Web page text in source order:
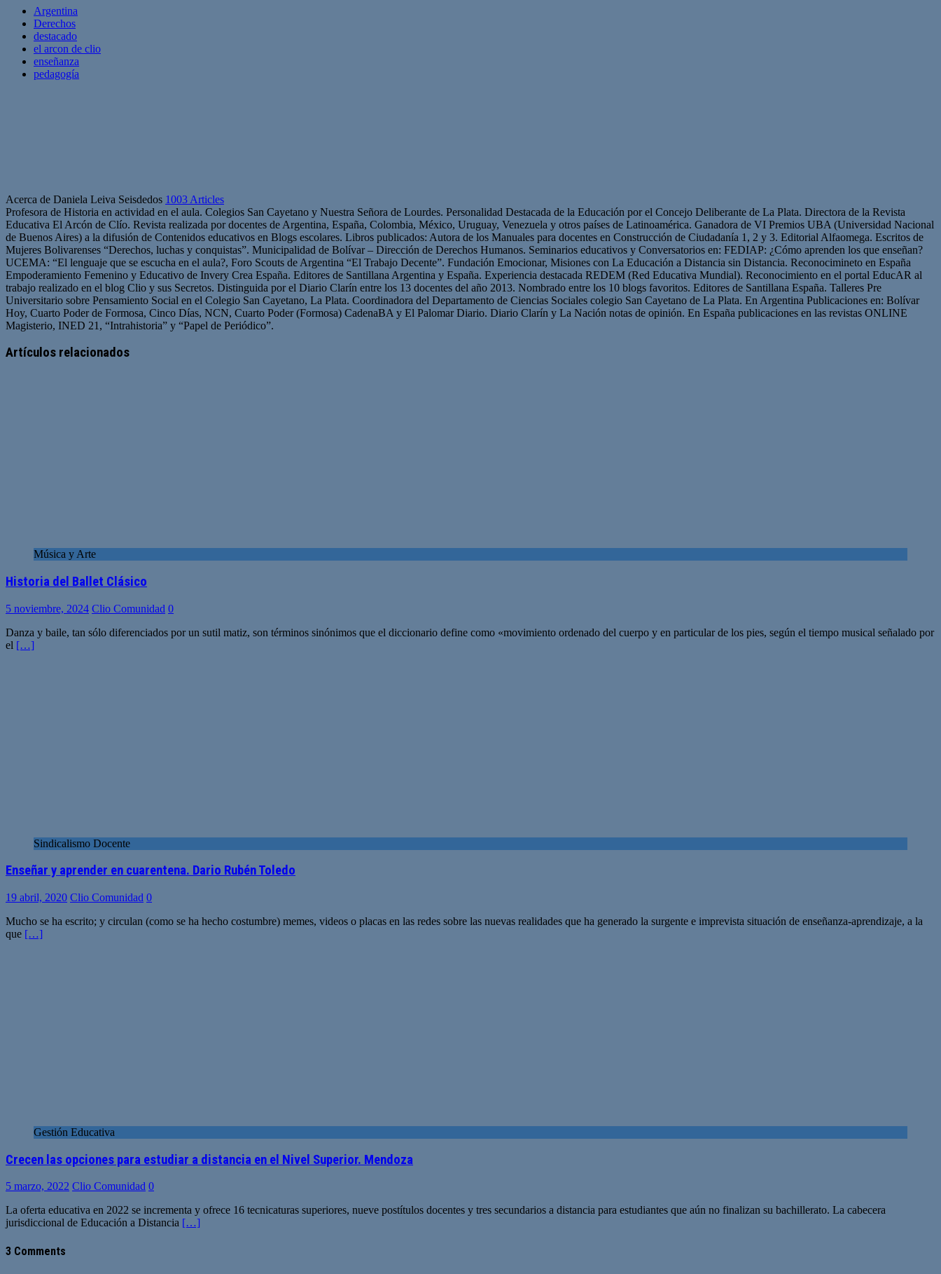
Argentina
Derechos
destacado
el arcon de clio
enseñanza
pedagogía
Acerca de Daniela Leiva Seisdedos 1003 Articles
Profesora de Historia en actividad en el aula. Colegios San Cayetano y Nuestra Señora de Lourdes. Personalidad Destacada de la Educación por el Concejo Deliberante de La Plata. Directora de la Revista
Educativa El Arcón de Clío. Revista realizada por docentes de Argentina, España, Colombia, México, Uruguay, Venezuela y otros países de Latinoamérica. Ganadora de VI Premios UBA (Universidad Nacional
de Buenos Aires) a la difusión de Contenidos educativos en Blogs escolares. Libros publicados: Autora de los Manuales para docentes en Construcción de Ciudadanía 1, 2 y 3. Editorial Alfaomega. Escritos de
Mujeres Bolivarenses “Derechos, luchas y conquistas”. Municipalidad de Bolívar – Dirección de Derechos Humanos. Seminarios educativos y Conversatorios en: FEDIAP: ¿Cómo aprenden los que enseñan?
UCEMA: “El lenguaje que se escucha en el aula?, Foro Scouts de Argentina “El Trabajo Decente”. Fundación Emocionar, Misiones con La Educación a Distancia sin Distancia. Reconocimineto en España
Empoderamiento Femenino y Educativo de Invery Crea España. Editores de Santillana Argentina y España. Experiencia destacada REDEM (Red Educativa Mundial). Reconocimiento en el portal EducAR al
trabajo realizado en el blog Clio y sus Secretos. Distinguida por el Diario Clarín entre los 13 docentes del año 2013. Nombrado entre los 10 blogs favoritos. Editores de Santillana España. Talleres Pre
Universitario sobre Pensamiento Social en el Colegio San Cayetano, La Plata. Coordinadora del Departamento de Ciencias Sociales colegio San Cayetano de La Plata. En Argentina Publicaciones en: Bolívar
Hoy, Cuarto Poder de Formosa, Cinco Días, NCN, Cuarto Poder (Formosa) CadenaBA y El Palomar Diario. Diario Clarín y La Nación notas de opinión. En España publicaciones en las revistas ONLINE
Magisterio, INED 21, “Intrahistoria” y “Papel de Periódico”.
web
Artículos relacionados
Música y Arte
Historia del Ballet Clásico
5 noviembre, 2024 Clio Comunidad 0
Danza y baile, tan sólo diferenciados por un sutil matiz, son términos sinónimos que el diccionario define como «movimiento ordenado del cuerpo y en particular de los pies, según el tiempo musical señalado por
el […]
Sindicalismo Docente
Enseñar y aprender en cuarentena. Dario Rubén Toledo
19 abril, 2020 Clio Comunidad 0
Mucho se ha escrito; y circulan (como se ha hecho costumbre) memes, videos o placas en las redes sobre las nuevas realidades que ha generado la surgente e imprevista situación de enseñanza-aprendizaje, a la
que […]
Gestión Educativa
Crecen las opciones para estudiar a distancia en el Nivel Superior. Mendoza
5 marzo, 2022 Clio Comunidad 0
La oferta educativa en 2022 se incrementa y ofrece 16 tecnicaturas superiores, nueve postítulos docentes y tres secundarios a distancia para estudiantes que aún no finalizan su bachillerato. La cabecera
jurisdiccional de Educación a Distancia […]
3 Comments